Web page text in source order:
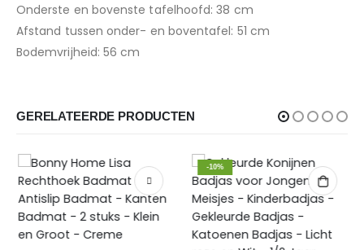
Onderste en bovenste tafelhoofd: 38 cm
Afstand tussen onder- en boventafel: 51 cm
Bodemvrijheid: 56 cm
GERELATEERDE PRODUCTEN
-10%